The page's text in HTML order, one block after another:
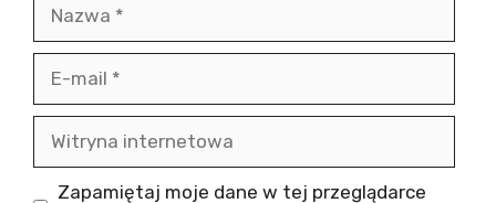
internetowa
Zapamiętaj moje dane w tej przeglądarce